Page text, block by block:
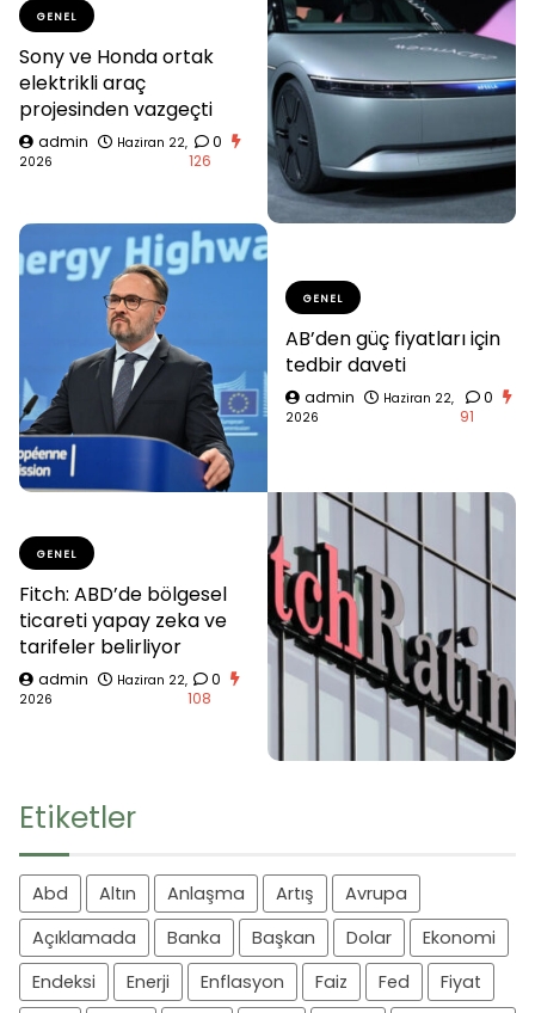
GENEL
Sony ve Honda ortak
elektrikli araç
projesinden vazgeçti
admin
Haziran 22,
2026
0
126
GENEL
AB’den güç fiyatları için
tedbir daveti
admin
Haziran 22,
2026
0
91
GENEL
Fitch: ABD’de bölgesel
ticareti yapay zeka ve
tarifeler belirliyor
admin
Haziran 22,
2026
0
108
Etiketler
Abd Altın Anlaşma Artış
Avrupa
Açıklamada
Banka Başkan Dolar
Ekonomi
Endeksi
Enerji Enflasyon Faiz Fed Fiyat